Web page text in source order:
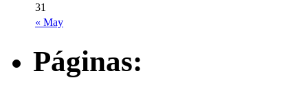
« May
31
Páginas: